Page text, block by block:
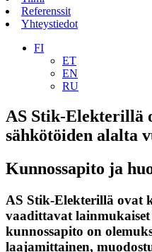
Referenssit
Yhteystiedot
FI
ET
EN
RU
AS Stik-Elekterillä
sähkötöiden alalta
Kunnossapito ja
AS Stik-Elekterillä ovat
vaadittavat
kunnossapito on
laajamittainen,